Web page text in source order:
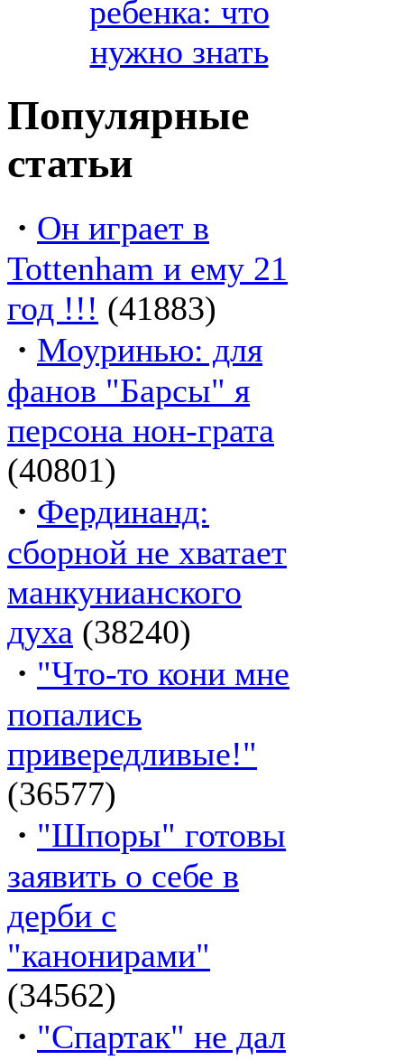
ребенка: что
нужно знать
Популярные
статьи
· Он играет в
Tottenham и ему 21
год !!! (41883)
· Моуринью: для
фанов "Барсы" я
персона нон-грата
(40801)
· Фердинанд:
сборной не хватает
манкунианского
духа (38240)
· "Что-то кони мне
попались
привередливые!"
(36577)
· "Шпоры" готовы
заявить о себе в
дерби с
"канонирами"
(34562)
· "Спартак" не дал